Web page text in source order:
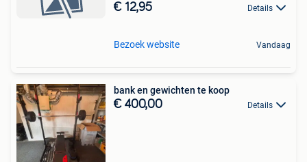
€ 12,95 Details
Bezoek website Vandaag
bank en gewichten te koop
€ 400,00 Details